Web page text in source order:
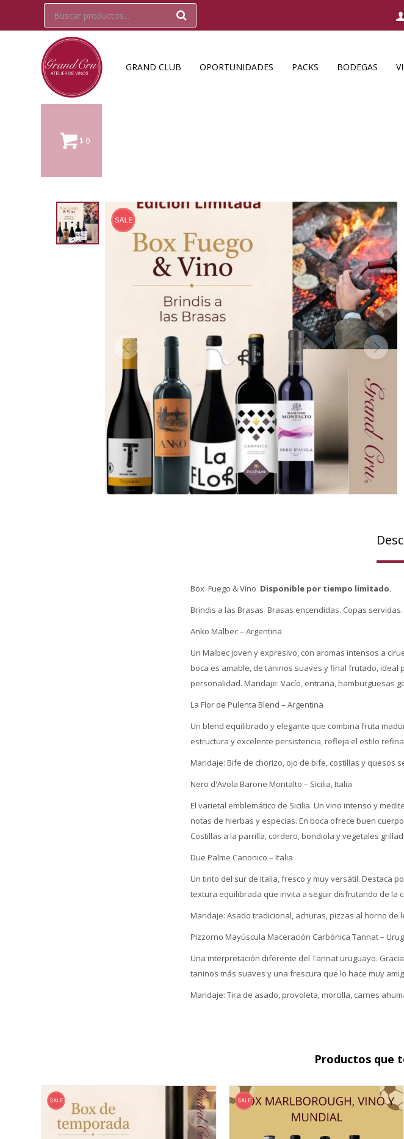
GRAND CLUB OPORTUNIDADES PACKS BODEGAS
$ 0
Box Fuego & Vino Disponible por tiempo limitado.
Brindis a las Brasas Brasas encendidas. Copas
Anko Malbec – Argentina
Un Malbec joven y expresivo, con aromas intensos a
boca es amable, de taninos suaves y final frutado,
personalidad. Maridaje: Vacío, entraña, hamburguesas
La Flor de Pulenta Blend – Argentina
Un blend equilibrado y elegante que combina fruta
estructura y excelente persistencia, refleja el estilo
Maridaje: Bife de chorizo, ojo de bife, costillas y quesos
Nero d'Avola Barone Montalto – Sicilia, Italia
El varietal emblemático de Sicilia. Un vino intenso y
notas de hierbas y especias. En boca ofrece buen
Costillas a la parrilla, cordero, bondiola y vegetales
Due Palme Canonico – Italia
Un tinto del sur de Italia, fresco y muy versátil. Destaca
textura equilibrada que invita a seguir disfrutando de la
Maridaje: Asado tradicional, achuras, pizzas al horno de
Pizzorno Mayúscula Maceración Carbónica Tannat –
Una interpretación diferente del Tannat uruguayo.
taninos más suaves y una frescura que lo hace muy
Maridaje: Tira de asado, provoleta, morcilla, carnes
Productos que